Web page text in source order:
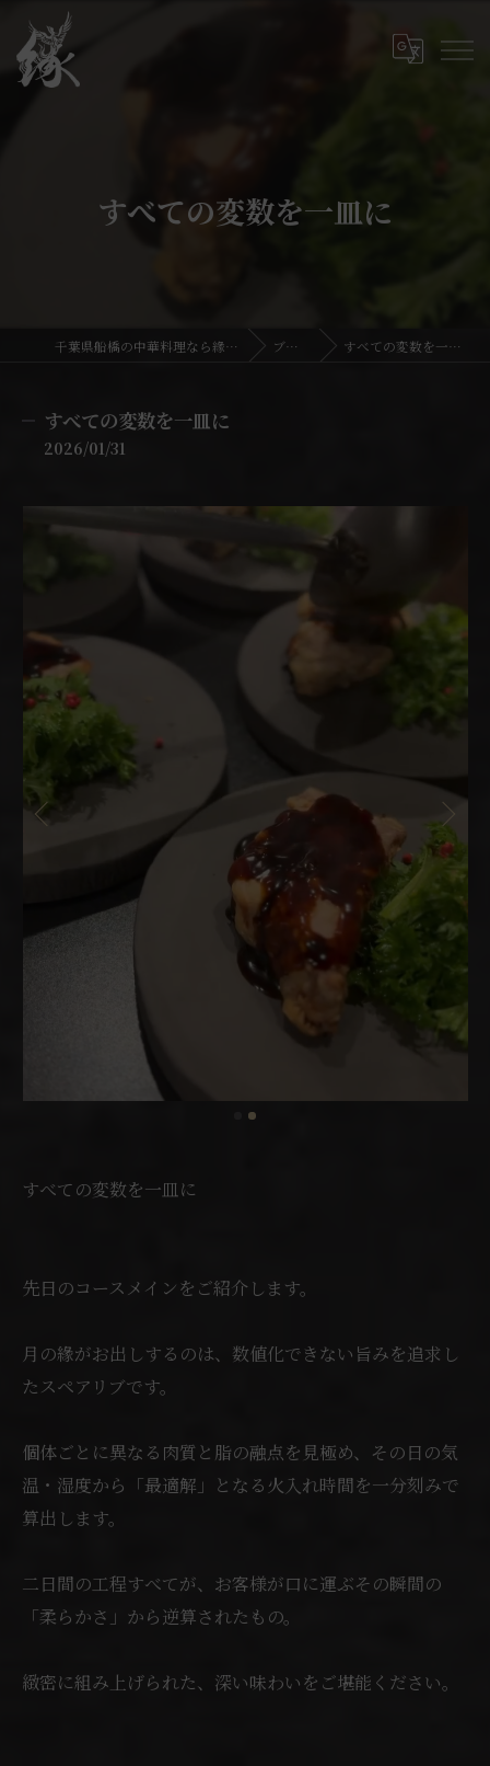
すべての変数を一皿に
千葉県船橋の中華料理なら緣_En ブログ すべての変数を一皿に
すべての変数を一皿に
2026/01/31
すべての変数を一皿に
先日のコースメインをご紹介します。
月の緣がお出しするのは、数値化できない旨みを追求し
たスペアリブです。
個体ごとに異なる肉質と脂の融点を見極め、その日の気
温・湿度から「最適解」となる火入れ時間を一分刻みで
算出します。
二日間の工程すべてが、お客様が口に運ぶその瞬間の
「柔らかさ」から逆算されたもの。
緻密に組み上げられた、深い味わいをご堪能ください。